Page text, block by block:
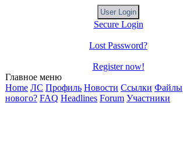
Secure Login
Lost Password?
Register now!
Главное меню
Home ЛС Профиль Новости Ссылки Файлы
нового? FAQ Headlines Forum Участники